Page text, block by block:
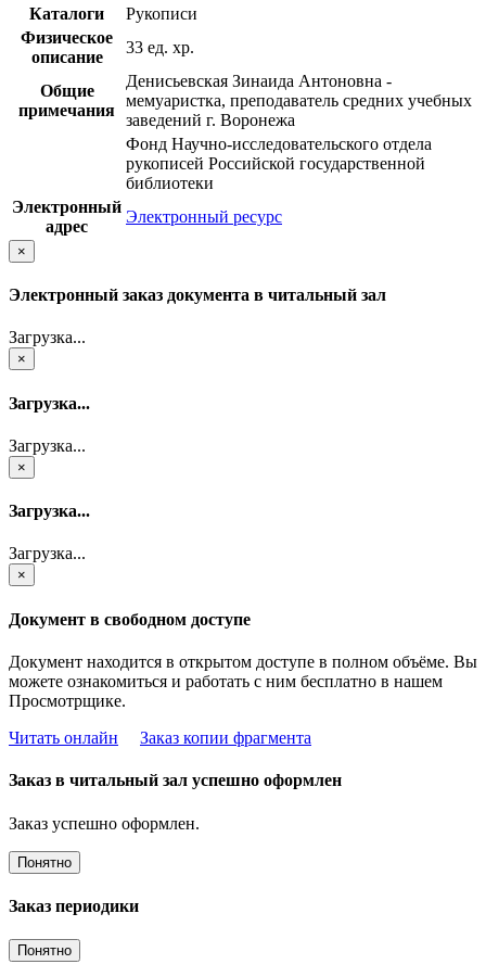
Каталоги
Рукописи
Физическое
описание
33 ед. хр.
Общие
примечания
Денисьевская Зинаида Антоновна -
мемуаристка, преподаватель средних учебных
заведений г. Воронежа
Фонд Научно-исследовательского отдела
рукописей Российской государственной
библиотеки
Электронный
адрес
Электронный ресурс
×
Электронный заказ документа в читальный зал
Загрузка...
×
Загрузка...
Загрузка...
×
Загрузка...
Загрузка...
×
Документ в свободном доступе
Документ находится в открытом доступе в полном объёме. Вы
можете ознакомиться и работать с ним бесплатно в нашем
Просмотрщике.
Читать онлайн
Заказ копии фрагмента
Заказ в читальный зал успешно оформлен
Заказ успешно оформлен.
Понятно
Заказ периодики
Понятно